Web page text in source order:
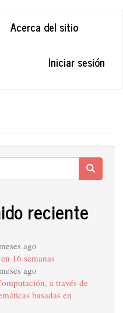
Acerca del sitio
Iniciar sesión
Search
reciente
ago
16 semanas
ago
a través de
basadas en